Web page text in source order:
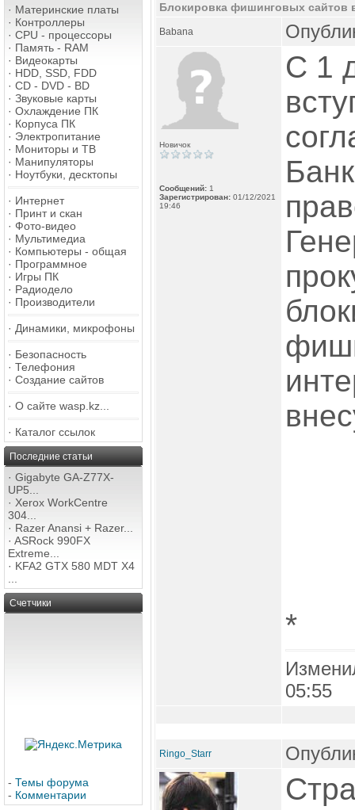
· Материнские платы
· Контроллеры
· CPU - процессоры
· Память - RAM
· Видеокарты
· HDD, SSD, FDD
· CD - DVD - BD
· Звуковые карты
· Охлаждение ПК
· Корпуса ПК
· Электропитание
· Мониторы и ТВ
· Манипуляторы
· Ноутбуки, десктопы
· Интернет
· Принт и скан
· Фото-видео
· Мультимедиа
· Компьютеры - общая
· Программное
· Игры ПК
· Радиодело
· Производители
· Динамики, микрофоны
· Безопасность
· Телефония
· Создание сайтов
· О сайте wasp.kz...
· Каталог ссылок
Последние статьи
· Gigabyte GA-Z77X-
UP5...
· Xerox WorkCentre
304...
· Razer Anansi + Razer...
· ASRock 990FX
Extreme...
· KFA2 GTX 580 MDT X4
Счетчики
- Темы форума
- Комментарии
Блокировка фишинговых сайтов
Babana
Новичок
Сообщений: 1
Зарегистрирован: 01/12/2021
19:46
С 1
*
05:55
Ringo_Starr